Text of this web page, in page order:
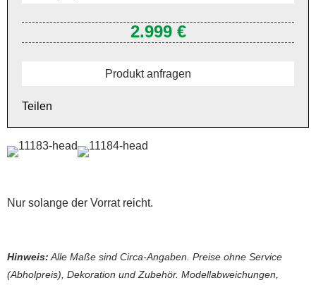
Nur solange der Vorrat reicht.
2.999 €
Produkt anfragen
Teilen
Hinweis: Alle Maße sind Circa-Angaben. Preise ohne Service
(Abholpreis), Dekoration und Zubehör. Modellabweichungen,